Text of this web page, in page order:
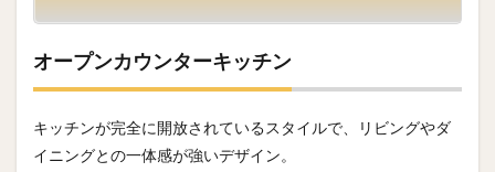
オープンカウンターキッチン
キッチンが完全に開放されているスタイルで、リビングやダ
イニングとの一体感が強いデザイン。